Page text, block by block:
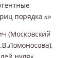
порядка 𝑛»
(Московский